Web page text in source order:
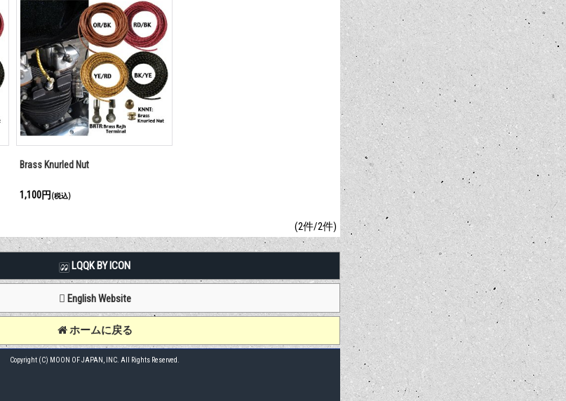
Brass Knurled Nut
1,100円 (税込)
(2件/2件)
LQQK BY ICON
English Website
ホームに戻る
Copyright (C) MOON OF JAPAN, INC. All Rights Reserved.